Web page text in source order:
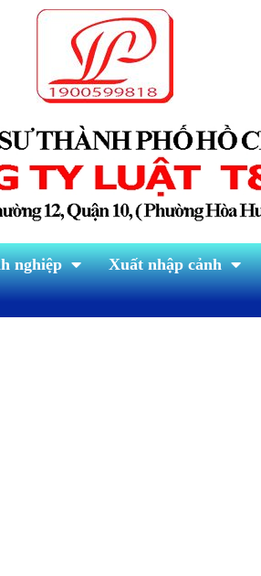
nghiệp Xuất nhập cảnh